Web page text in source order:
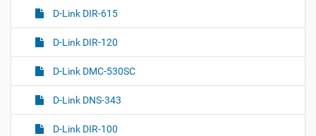
D-Link DIR-615
D-Link DIR-120
D-Link DMC-530SC
D-Link DNS-343
D-Link DIR-100